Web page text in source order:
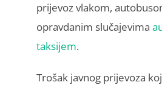
prijevoz vlakom,
opravdanim slučajevima
taksijem.
Trošak javnog prijevoza